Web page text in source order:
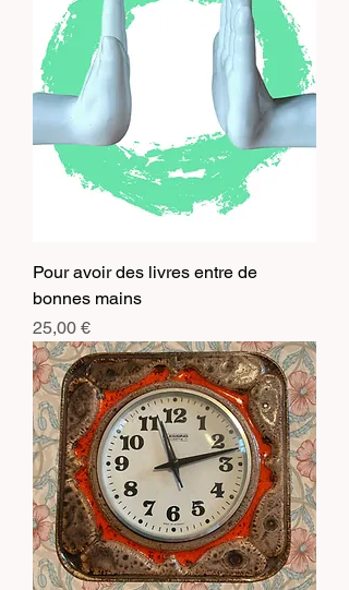
Pour avoir des livres entre de
bonnes mains
Prix
25,00 €